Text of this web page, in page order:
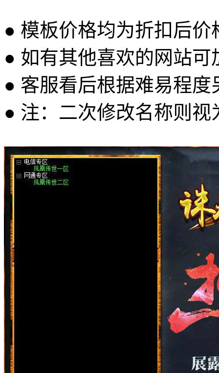
● 模板价格均为折扣后
● 如有其他喜欢的网站可
● 客服看后根据难易程
● 注：二次修改名称则